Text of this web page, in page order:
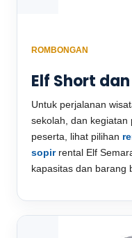
ROMBONGAN
Elf Short
Untuk perjalanan
sekolah, dan
peserta, lihat pilihan
sopirrental Elf
kapasitas dan barang